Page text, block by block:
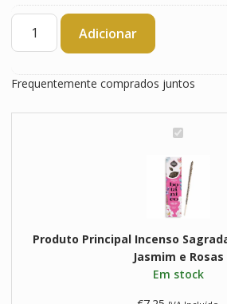
Quantidade
Incenso
Sagrada
Madre
Botânico
Adicionar
Frequentemente comprados juntos
I
c
e
n
s
o
S
a
Produto Principal Incenso
Jasmim e Rosas
Em stock